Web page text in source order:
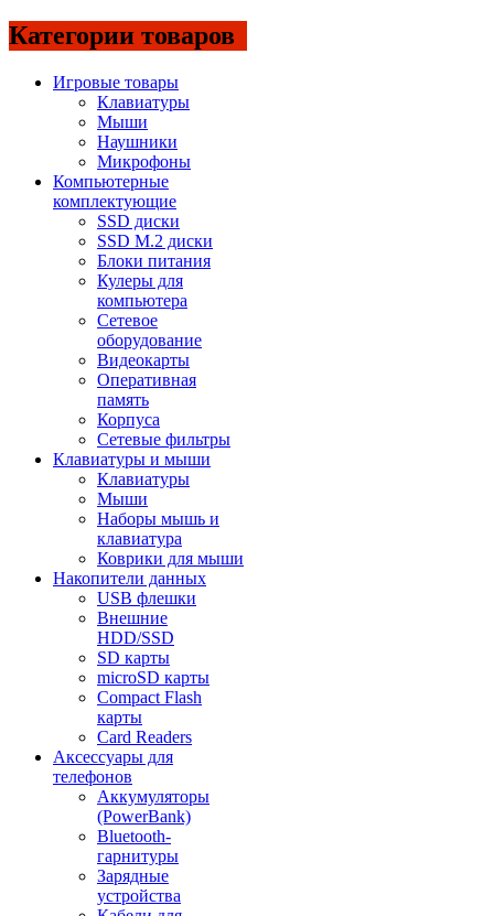
Категории товаров
Игровые товары
Клавиатуры
Мыши
Наушники
Микрофоны
Компьютерные
комплектующие
SSD диски
SSD M.2 диски
Блоки питания
Кулеры для
компьютера
Сетевое
оборудование
Видеокарты
Оперативная
память
Корпуса
Сетевые фильтры
Клавиатуры и мыши
Клавиатуры
Мыши
Наборы мышь и
клавиатура
Коврики для мыши
Накопители данных
USB флешки
Внешние
HDD/SSD
SD карты
microSD карты
Compact Flash
карты
Card Readers
Аксессуары для
телефонов
Аккумуляторы
(PowerBank)
Bluetooth-
гарнитуры
Зарядные
устройства